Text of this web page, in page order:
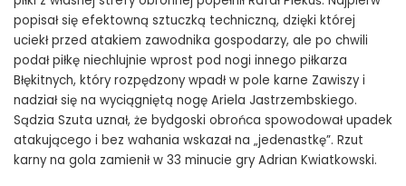
popisał się efektowną sztuczką techniczną, dzięki której
uciekł przed atakiem zawodnika gospodarzy, ale po chwili
podał piłkę niechlujnie wprost pod nogi innego piłkarza
Błękitnych, który rozpędzony wpadł w pole karne Zawiszy i
nadział się na wyciągniętą nogę Ariela Jastrzembskiego.
Sądzia Szuta uznał, że bydgoski obrońca spowodował upadek
atakującego i bez wahania wskazał na „jedenastkę”. Rzut
karny na gola zamienił w 33 minucie gry Adrian Kwiatkowski.